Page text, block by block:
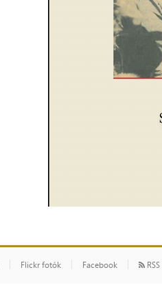
Flickr fotók Facebook RSS